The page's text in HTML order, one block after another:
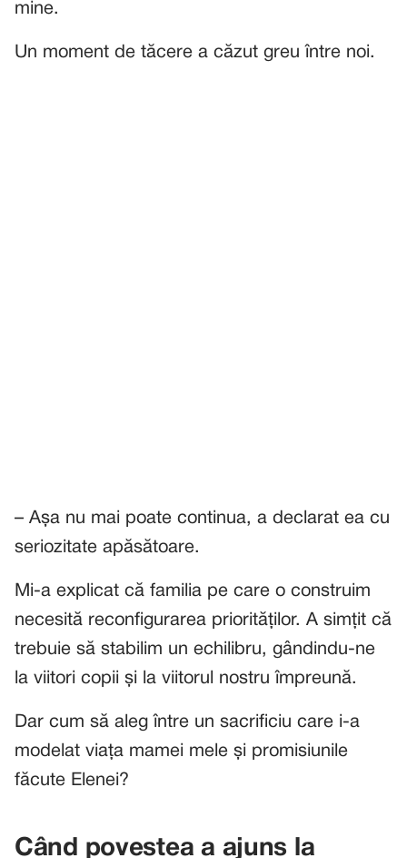
mine.
Un moment de tăcere a căzut greu între noi.
– Așa nu mai poate continua, a declarat ea cu
seriozitate apăsătoare.
Mi-a explicat că familia pe care o construim
necesită reconfigurarea priorităților. A simțit că
trebuie să stabilim un echilibru, gândindu-ne
la viitori copii și la viitorul nostru împreună.
Dar cum să aleg între un sacrificiu care i-a
modelat viața mamei mele și promisiunile
făcute Elenei?
Când povestea a ajuns la